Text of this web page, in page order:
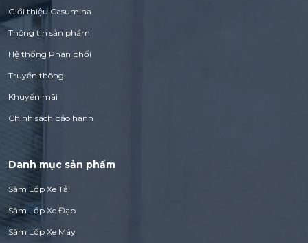
Giới thiệu Casumina
Thông tin sản phẩm
Hệ thống Phân phối
Truyền thông
Khuyến mãi
Chính sách bảo hành
Danh mục sản phẩm
Săm Lốp Xe Tải
Săm Lốp Xe Đạp
Săm Lốp Xe Máy